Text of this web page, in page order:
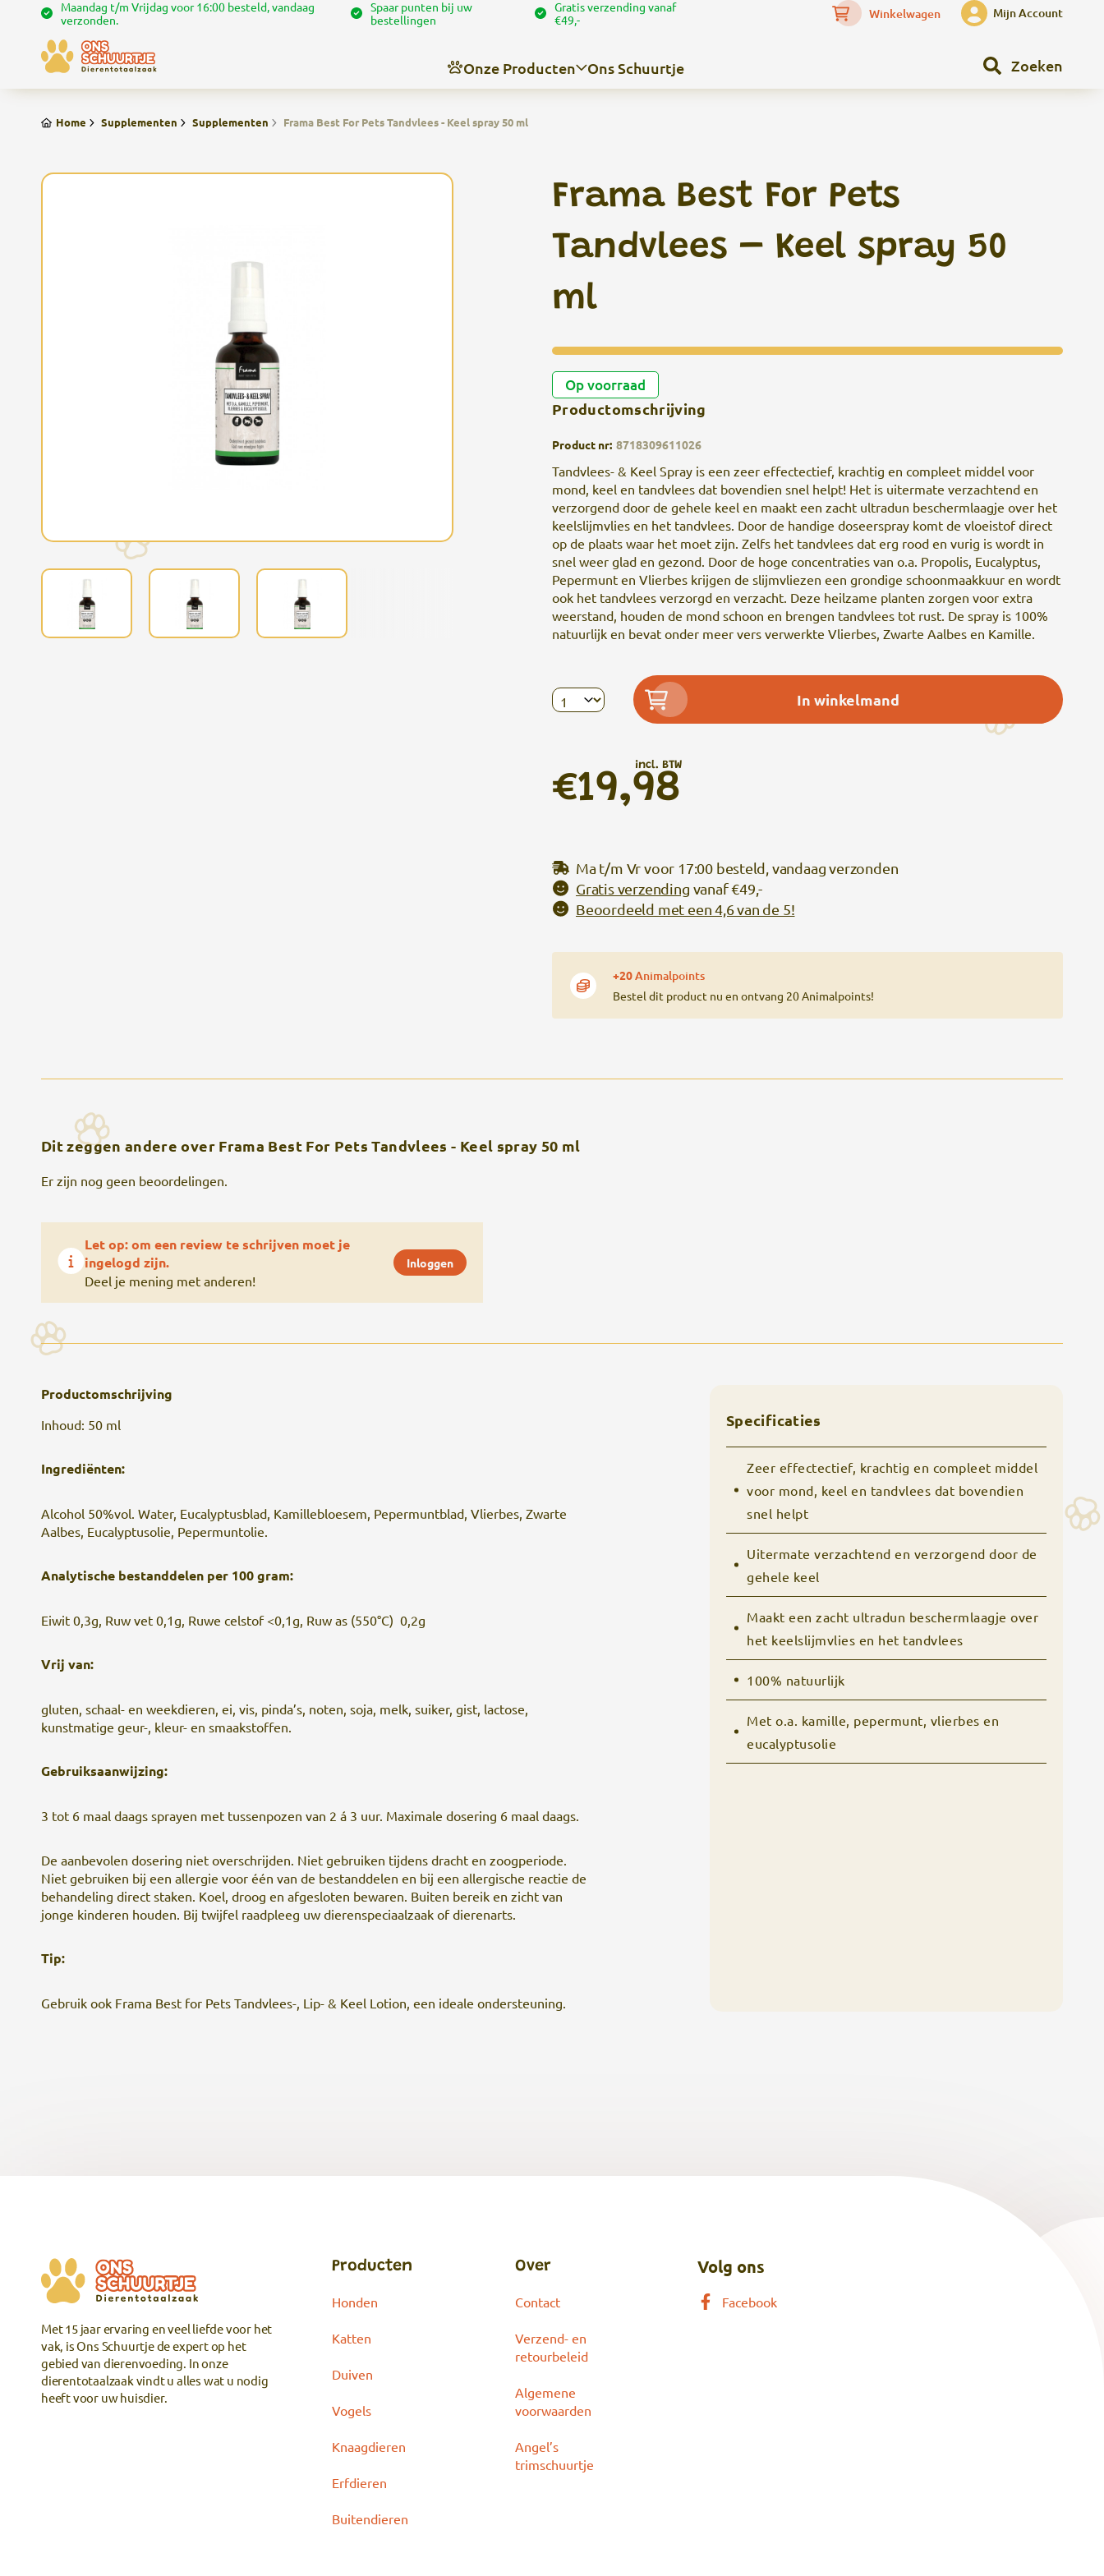
Maandag t/m Vrijdag voor 16:00 besteld, vandaag
verzonden.
Spaar punten bij uw
bestellingen
Gratis verzending vanaf
€49,-
Winkelwagen Mijn Account
Onze Producten Ons Schuurtje
Contact
Zoeken
Home Supplementen Supplementen Frama Best For Pets Tandvlees - Keel spray 50 ml
Frama Best For Pets
Tandvlees – Keel spray 50
ml
Op voorraad
Productomschrijving
Product nr: 8718309611026
Tandvlees- & Keel Spray is een zeer effectectief, krachtig en compleet middel voor
mond, keel en tandvlees dat bovendien snel helpt! Het is uitermate verzachtend en
verzorgend door de gehele keel en maakt een zacht ultradun beschermlaagje over het
keelslijmvlies en het tandvlees. Door de handige doseerspray komt de vloeistof direct
op de plaats waar het moet zijn. Zelfs het tandvlees dat erg rood en vurig is wordt in
snel weer glad en gezond. Door de hoge concentraties van o.a. Propolis, Eucalyptus,
Pepermunt en Vlierbes krijgen de slijmvliezen een grondige schoonmaakkuur en wordt
ook het tandvlees verzorgd en verzacht. Deze heilzame planten zorgen voor extra
weerstand, houden de mond schoon en brengen tandvlees tot rust. De spray is 100%
natuurlijk en bevat onder meer vers verwerkte Vlierbes, Zwarte Aalbes en Kamille.
In winkelmand
€19,98
incl. BTW
Ma t/m Vr voor 17:00 besteld, vandaag verzonden
Gratis verzending vanaf €49,-
Beoordeeld met een 4,6 van de 5!
+20Animalpoints
Bestel dit product nu en ontvang 20 Animalpoints!
Dit zeggen andere over Frama Best For Pets Tandvlees - Keel spray 50 ml
Er zijn nog geen beoordelingen.
Let op: om een review te schrijven moet je
ingelogd zijn.
Deel je mening met anderen!
Inloggen
Productomschrijving
Inhoud: 50 ml
Ingrediënten:
Alcohol 50%vol. Water, Eucalyptusblad, Kamillebloesem, Pepermuntblad, Vlierbes, Zwarte
Aalbes, Eucalyptusolie, Pepermuntolie.
Analytische bestanddelen per 100 gram:
Eiwit 0,3g, Ruw vet 0,1g, Ruwe celstof <0,1g, Ruw as (550°C) 0,2g
Vrij van:
gluten, schaal- en weekdieren, ei, vis, pinda’s, noten, soja, melk, suiker, gist, lactose,
kunstmatige geur-, kleur- en smaakstoffen.
Gebruiksaanwijzing:
3 tot 6 maal daags sprayen met tussenpozen van 2 á 3 uur. Maximale dosering 6 maal daags.
De aanbevolen dosering niet overschrijden. Niet gebruiken tijdens dracht en zoogperiode.
Niet gebruiken bij een allergie voor één van de bestanddelen en bij een allergische reactie de
behandeling direct staken. Koel, droog en afgesloten bewaren. Buiten bereik en zicht van
jonge kinderen houden. Bij twijfel raadpleeg uw dierenspeciaalzaak of dierenarts.
Tip:
Gebruik ook Frama Best for Pets Tandvlees-, Lip- & Keel Lotion, een ideale ondersteuning.
Specificaties
Zeer effectectief, krachtig en compleet middel
voor mond, keel en tandvlees dat bovendien
snel helpt
Uitermate verzachtend en verzorgend door de
gehele keel
Maakt een zacht ultradun beschermlaagje over
het keelslijmvlies en het tandvlees
100% natuurlijk
Met o.a. kamille, pepermunt, vlierbes en
eucalyptusolie
Met 15 jaar ervaring en veel liefde voor het
vak, is Ons Schuurtje de expert op het
gebied van dierenvoeding. In onze
dierentotaalzaak vindt u alles wat u nodig
heeft voor uw huisdier.
Producten
Honden
Katten
Duiven
Vogels
Knaagdieren
Erfdieren
Buitendieren
Over
Contact
Verzend- en
retourbeleid
Algemene
voorwaarden
Angel’s
trimschuurtje
Volg ons
Facebook